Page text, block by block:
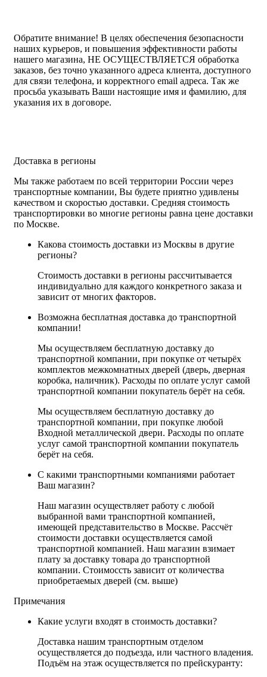
Обратите внимание! В целях обеспечения безопасности
наших курьеров, и повышения эффективности работы
нашего магазина, НЕ ОСУЩЕСТВЛЯЕТСЯ обработка
заказов, без точно указанного адреса клиента, доступного
для связи телефона, и корректного email адреса. Так же
просьба указывать Ваши настоящие имя и фамилию, для
указания их в договоре.
Доставка в регионы
Мы также работаем по всей территории России через
транспортные компании, Вы будете приятно удивлены
качеством и скоростью доставки. Средняя стоимость
транспортировки во многие регионы равна цене доставки
по Москве.
Какова стоимость доставки из Москвы в другие
регионы?
Стоимость доставки в регионы рассчитывается
индивидуально для каждого конкретного заказа и
зависит от многих факторов.
Возможна бесплатная доставка до транспортной
компании!
Мы осуществляем бесплатную доставку до
транспортной компании, при покупке от четырёх
комплектов межкомнатных дверей (дверь, дверная
коробка, наличник). Расходы по оплате услуг самой
транспортной компании покупатель берёт на себя.
Мы осуществляем бесплатную доставку до
транспортной компании, при покупке любой
Входной металлической двери. Расходы по оплате
услуг самой транспортной компании покупатель
берёт на себя.
С какими транспортными компаниями работает
Ваш магазин?
Наш магазин осуществляет работу с любой
выбранной вами транспортной компанией,
имеющей представительство в Москве. Рассчёт
стоимости доставки осуществляется самой
транспортной компанией. Наш магазин взимает
плату за доставку товара до транспортной
компании. Стоимоссть зависит от количества
приобретаемых дверей (см. выше)
Примечания
Какие услуги входят в стоимость доставки?
Доставка нашим транспортным отделом
осуществляется до подъезда, или частного владения.
Подъём на этаж осуществляется по прейскуранту: